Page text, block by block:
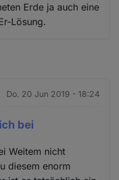
Erde ja auch eine
Lösung.
Do. 20 Jun 2019 - 18:24
bei
Weitem nicht
diesem enorm